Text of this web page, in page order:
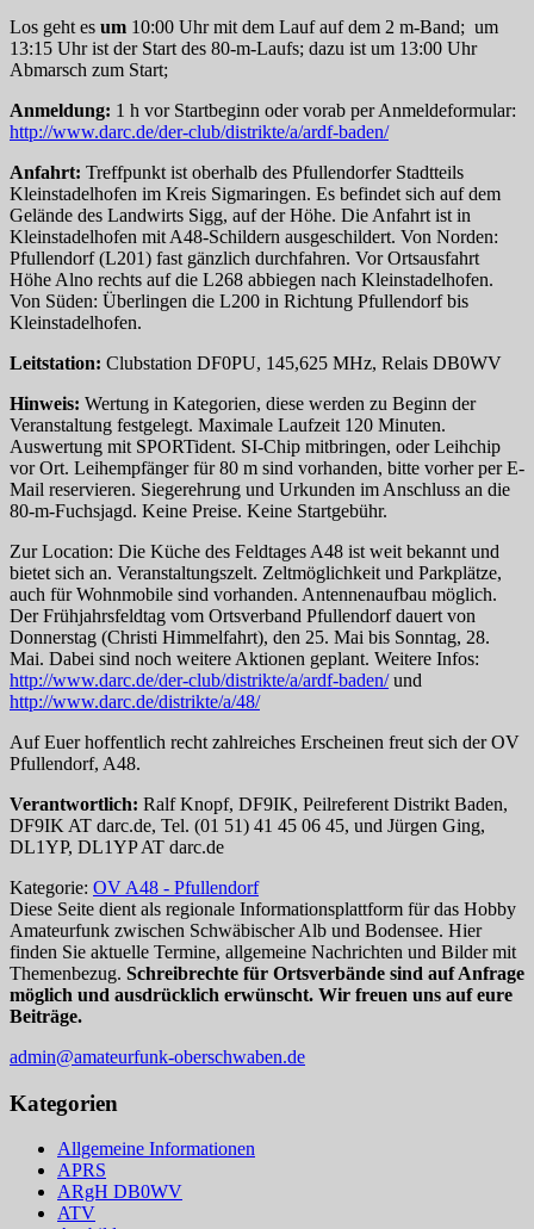
Los geht es um 10:00 Uhr mit dem Lauf auf dem 2 m-Band; um
13:15 Uhr ist der Start des 80-m-Laufs; dazu ist um 13:00 Uhr
Abmarsch zum Start;
Anmeldung: 1 h vor Startbeginn oder vorab per Anmeldeformular:
http://www.darc.de/der-club/distrikte/a/ardf-baden/
Anfahrt: Treffpunkt ist oberhalb des Pfullendorfer Stadtteils
Kleinstadelhofen im Kreis Sigmaringen. Es befindet sich auf dem
Gelände des Landwirts Sigg, auf der Höhe. Die Anfahrt ist in
Kleinstadelhofen mit A48-Schildern ausgeschildert. Von Norden:
Pfullendorf (L201) fast gänzlich durchfahren. Vor Ortsausfahrt
Höhe Alno rechts auf die L268 abbiegen nach Kleinstadelhofen.
Von Süden: Überlingen die L200 in Richtung Pfullendorf bis
Kleinstadelhofen.
Leitstation: Clubstation DF0PU, 145,625 MHz, Relais DB0WV
Hinweis: Wertung in Kategorien, diese werden zu Beginn der
Veranstaltung festgelegt. Maximale Laufzeit 120 Minuten.
Auswertung mit SPORTident. SI-Chip mitbringen, oder Leihchip
vor Ort. Leihempfänger für 80 m sind vorhanden, bitte vorher per E-
Mail reservieren. Siegerehrung und Urkunden im Anschluss an die
80-m-Fuchsjagd. Keine Preise. Keine Startgebühr.
Zur Location: Die Küche des Feldtages A48 ist weit bekannt und
bietet sich an. Veranstaltungszelt. Zeltmöglichkeit und Parkplätze,
auch für Wohnmobile sind vorhanden. Antennenaufbau möglich.
Der Frühjahrsfeldtag vom Ortsverband Pfullendorf dauert von
Donnerstag (Christi Himmelfahrt), den 25. Mai bis Sonntag, 28.
Mai. Dabei sind noch weitere Aktionen geplant. Weitere Infos:
http://www.darc.de/der-club/distrikte/a/ardf-baden/und
http://www.darc.de/distrikte/a/48/
Auf Euer hoffentlich recht zahlreiches Erscheinen freut sich der OV
Pfullendorf, A48.
Verantwortlich: Ralf Knopf, DF9IK, Peilreferent Distrikt Baden,
DF9IK AT darc.de, Tel. (01 51) 41 45 06 45, und Jürgen Ging,
DL1YP, DL1YP AT darc.de
Kategorie: OV A48 - Pfullendorf
Diese Seite dient als regionale Informationsplattform für das Hobby
Amateurfunk zwischen Schwäbischer Alb und Bodensee. Hier
finden Sie aktuelle Termine, allgemeine Nachrichten und Bilder mit
Themenbezug. Schreibrechte für Ortsverbände sind auf Anfrage
möglich und ausdrücklich erwünscht. Wir freuen uns auf eure
Beiträge.
admin@amateurfunk-oberschwaben.de
Kategorien
Allgemeine Informationen
APRS
ARgH DB0WV
ATV